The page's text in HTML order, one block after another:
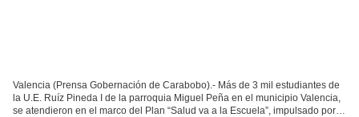
Valencia (Prensa Gobernación de Carabobo).- Más de 3 mil estudiantes de
la U.E. Ruíz Pineda I de la parroquia Miguel Peña en el municipio Valencia,
se atendieron en el marco del Plan “Salud va a la Escuela”, impulsado por el